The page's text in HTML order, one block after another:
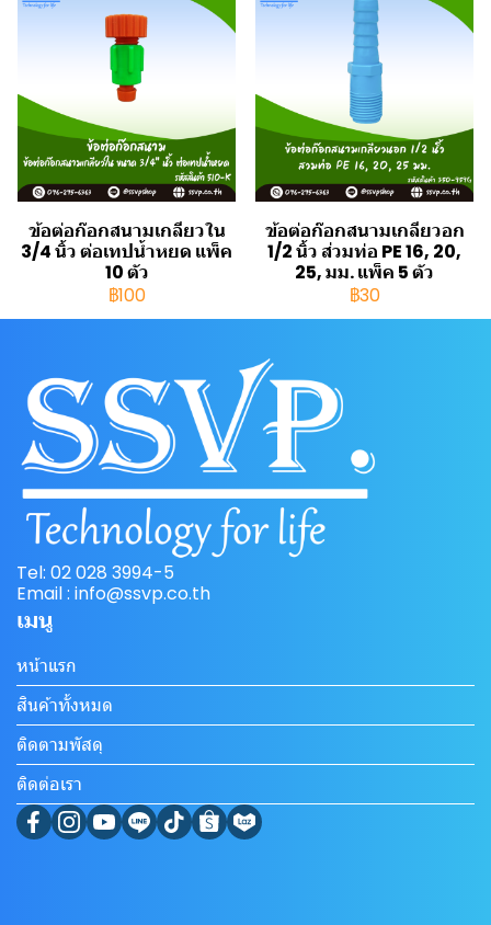
ข้อต่อก๊อกสนามเกลียวใน
3/4 นิ้ว ต่อเทปน้ำหยด แพ็ค
10 ตัว
฿100
ข้อต่อก๊อกสนามเกลียวอก
1/2 นิ้ว ส่วมท่อ PE 16, 20,
25, มม. แพ็ค 5 ตัว
฿30
Tel: 02 028 3994-5
Email : info@ssvp.co.th
เมนู
หน้าแรก
สินค้าทั้งหมด
ติดตามพัสดุ
ติดต่อเรา